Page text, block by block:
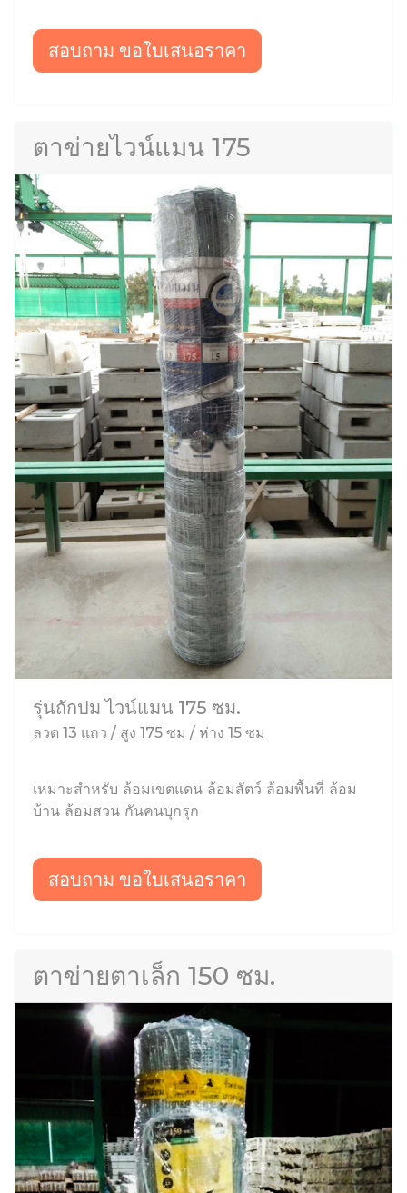
สอบถาม ขอใบเสนอราคา
ตาข่ายไวน์แมน 175
รุ่นถักปม ไวน์แมน 175 ซม.
ลวด 13 แถว / สูง 175 ซม / ห่าง 15 ซม
เหมาะสำหรับ ล้อมเขตแดน ล้อมสัตว์ ล้อมพื้นที่ ล้อม
บ้าน ล้อมสวน กันคนบุกรุก
สอบถาม ขอใบเสนอราคา
ตาข่ายตาเล็ก 150 ซม.